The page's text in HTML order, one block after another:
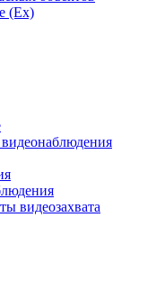
(Ex)
видеозахвата